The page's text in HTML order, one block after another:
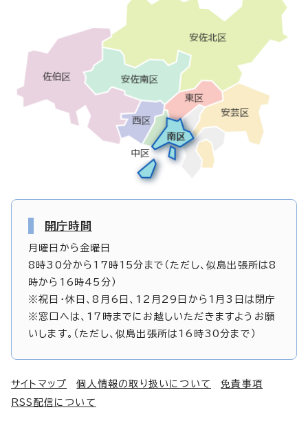
開庁時間
月曜日から金曜日
8時30分から17時15分まで（ただし、似島出張所は8
時から16時45分）
※祝日・休日、8月6日、12月29日から1月3日は閉庁
※窓口へは、17時までにお越しいただきますようお願
いします。（ただし、似島出張所は16時30分まで）
サイトマップ 個人情報の取り扱いについて
免責事項
RSS配信について